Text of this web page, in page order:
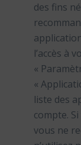
des fins
l’accès à
«
«
liste des
compte.
vous ne